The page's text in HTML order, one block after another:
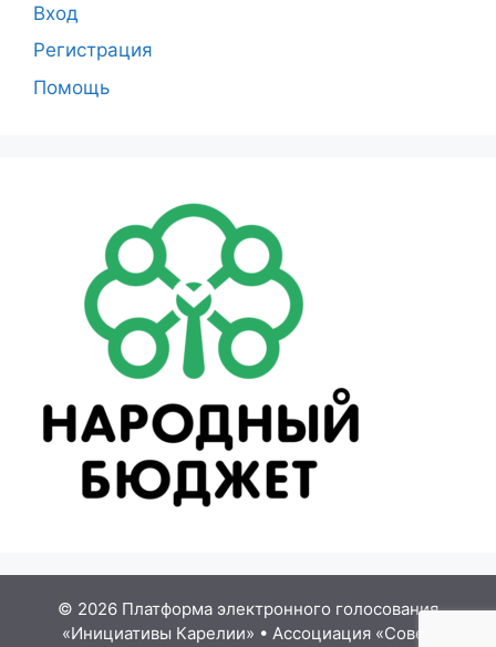
Вход
Регистрация
Помощь
© 2026 Платформа электронного голосования
«Инициативы Карелии» • Ассоциация «Совет